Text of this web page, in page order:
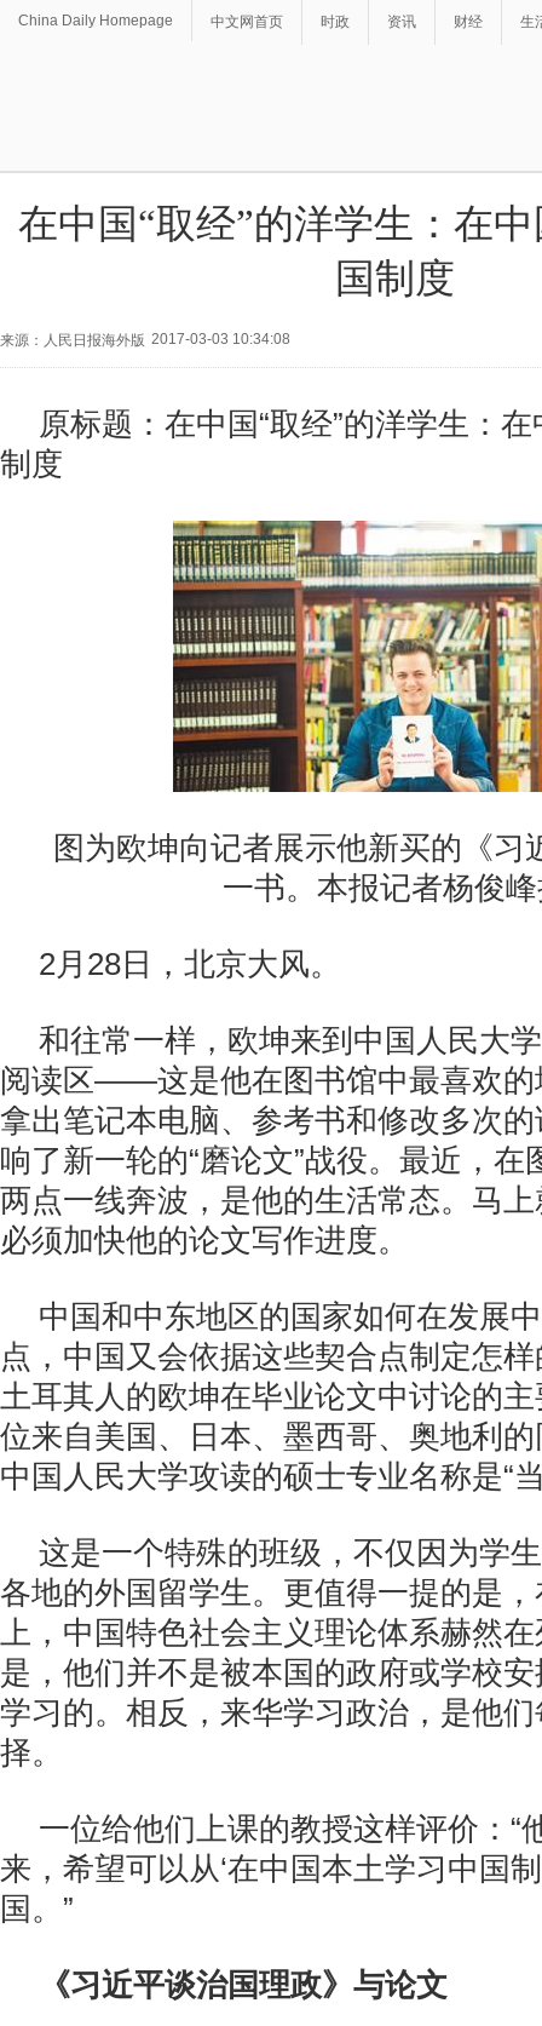
China Daily Homepage 中文网首页 时政 资讯 财经 生
在中国“取经”的洋学生：在
国制度
来源：人民日报海外版 2017-03-03 10:34:08
原标题：在中国“取经”的洋学生：
制度
图为欧坤向记者展示他新买的《习
一书。本报记者杨俊
2月28日，北京大风。
和往常一样，欧坤来到中国人民大
阅读区——这是他在图书馆中最喜欢的
拿出笔记本电脑、参考书和修改多次
响了新一轮的“磨论文”战役。最近，在
两点一线奔波，是他的生活常态。马
必须加快他的论文写作进度。
中国和中东地区的国家如何在发展
点，中国又会依据这些契合点制定怎
土耳其人的欧坤在毕业论文中讨论的
位来自美国、日本、墨西哥、奥地利
中国人民大学攻读的硕士专业名称是“
这是一个特殊的班级，不仅因为学
各地的外国留学生。更值得一提的是
上，中国特色社会主义理论体系赫然
是，他们并不是被本国的政府或学校
学习的。相反，来华学习政治，是他
择。
一位给他们上课的教授这样评价：“
来，希望可以从‘在中国本土学习中国
国。”
《习近平谈治国理政》与论文